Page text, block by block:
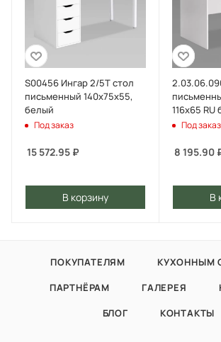
S00456 Ингар 2/5Т стол
письменный 140x75x55,
белый
Под заказ
15 572.95 ₽
В корзину
116х65 RU
Под заказ
8 195.90
В
ПОКУПАТЕЛЯМ
КУХОННЫМ
ПАРТНЁРАМ
ГАЛЕРЕЯ
БЛОГ
КОНТАКТЫ